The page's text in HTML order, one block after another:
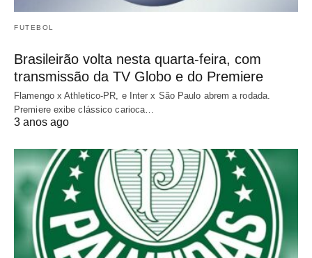
FUTEBOL
Brasileirão volta nesta quarta-feira, com
transmissão da TV Globo e do Premiere
Flamengo x Athletico-PR, e Inter x São Paulo abrem a rodada.
Premiere exibe clássico carioca…
3 anos ago